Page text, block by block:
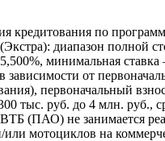
кредитования по
диапазон полной
минимальная ставка
зависимости от
первоначальный
тыс. руб. до 4 млн. руб.,
(ПАО) не занимается
или мотоциклов на